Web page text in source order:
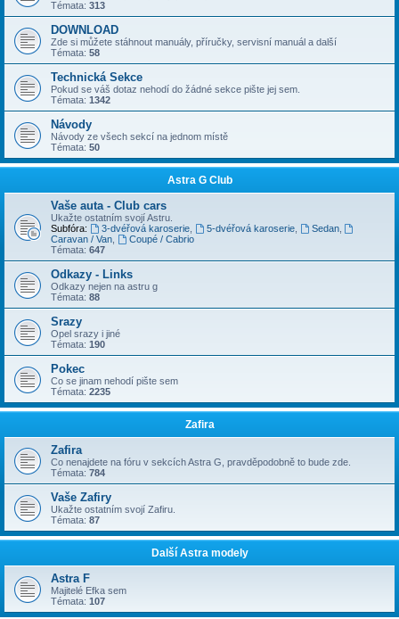
Témata: 313
DOWNLOAD
Zde si můžete stáhnout manuály, příručky, servisní manuál a další
Témata: 58
Technická Sekce
Pokud se váš dotaz nehodí do žádné sekce pište jej sem.
Témata: 1342
Návody
Návody ze všech sekcí na jednom místě
Témata: 50
Astra G Club
Vaše auta - Club cars
Ukažte ostatním svojí Astru.
Subfóra:
3-dvéřová karoserie, 5-dvéřová karoserie, Sedan,
Caravan / Van
Coupé / Cabrio
Témata: 647
Odkazy - Links
Odkazy nejen na astru g
Témata: 88
Srazy
Opel srazy i jiné
Témata: 190
Pokec
Co se jinam nehodí pište sem
Témata: 2235
Zafira
Zafira
Co nenajdete na fóru v sekcích Astra G, pravděpodobně to bude zde.
Témata: 784
Vaše Zafiry
Ukažte ostatním svojí Zafiru.
Témata: 87
Další Astra modely
Astra F
Majitelé Efka sem
Témata: 107